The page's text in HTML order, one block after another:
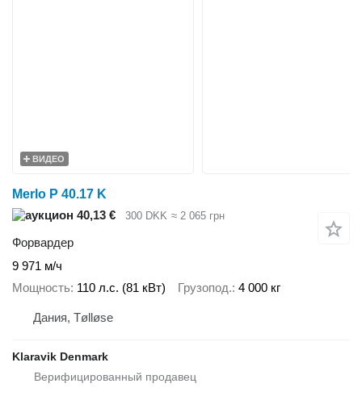
ВИДЕО
Merlo P 40.17 K
40,13 €
300 DKK ≈ 2 065 грн
Форвардер
9 971 м/ч
Мощность 110 л.с. (81 кВт) Грузопод. 4 000 кг
Дания, Tølløse
Klaravik Denmark